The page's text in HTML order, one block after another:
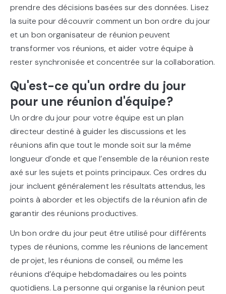
prendre des décisions basées sur des données. Lisez
la suite pour découvrir comment un bon ordre du jour
et un bon organisateur de réunion peuvent
transformer vos réunions, et aider votre équipe à
rester synchronisée et concentrée sur la collaboration.
Qu'est-ce qu'un ordre du jour
pour une réunion d'équipe?
Un ordre du jour pour votre équipe est un plan
directeur destiné à guider les discussions et les
réunions afin que tout le monde soit sur la même
longueur d’onde et que l’ensemble de la réunion reste
axé sur les sujets et points principaux. Ces ordres du
jour incluent généralement les résultats attendus, les
points à aborder et les objectifs de la réunion afin de
garantir des réunions productives.
Un bon ordre du jour peut être utilisé pour différents
types de réunions, comme les réunions de lancement
de projet, les réunions de conseil, ou même les
réunions d’équipe hebdomadaires ou les points
quotidiens. La personne qui organise la réunion peut